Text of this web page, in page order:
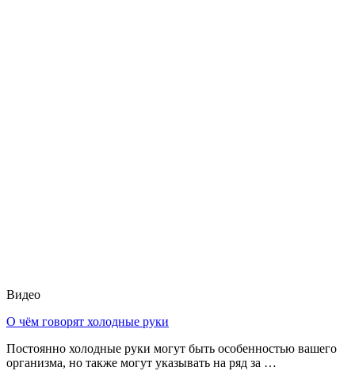
Видео
О чём говорят холодные руки
Постоянно холодные руки могут быть особенностью вашего
организма, но также могут указывать на ряд за …